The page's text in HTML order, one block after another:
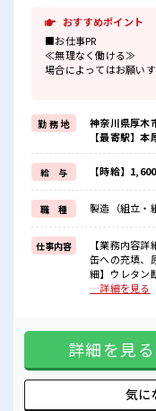
おすすめポイント
■お仕事PR
≪無理なく働ける≫
場合によってはお願い
週末は家族や友人と一
制服があると毎日の服
≪初めての仕事だけど
新しいことにチャレン
しっかり働く環境が整っ
イチからスキルUP・ス
≪自分に合った期間で働
福利厚生が整った派遣の
■職場の雰囲気
少人数の職場だから一
20代活躍中のフレッ
休憩室でホッと一息リ
勤 務 地
神奈川県厚木
【最寄駅】
給 与 【時給】
職 種 製造（組立・
仕事内容
【業務内容
缶への充填、
細】ウレタン断熱材 ■お仕事PR ≪無理な
ってはお願い
ど自分にもで
だけど、 しっ
UP・ステッ
間で働ける≫ 福
雰囲気 少人
近い！ 20代
…詳細を見る
詳細を見る
気に